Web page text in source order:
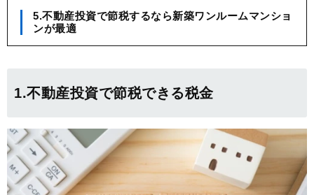
5.不動産投資で節税するなら新築ワンルームマンショ
ンが最適
1.不動産投資で節税できる税金